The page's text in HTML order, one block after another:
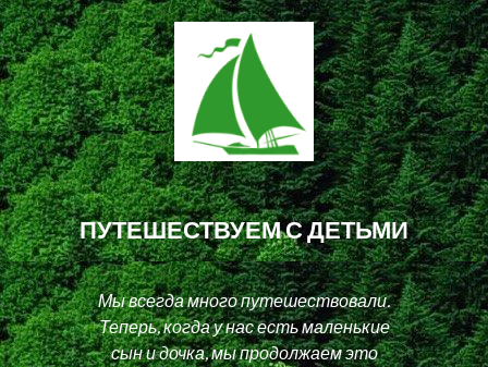
ПУТЕШЕСТВУЕМ С ДЕТЬМИ
Мы всегда много путешествовали.
Теперь, когда у нас есть маленькие
сын и дочка, мы продолжаем это